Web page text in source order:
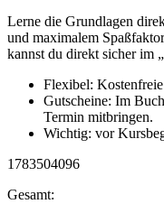
Lerne die Grundlagen
und maximalem
kannst du direkt sicher im
Flexibel:
Gutscheine: Im
Termin mitbringen.
Wichtig: vor
1783504096
Gesamt: